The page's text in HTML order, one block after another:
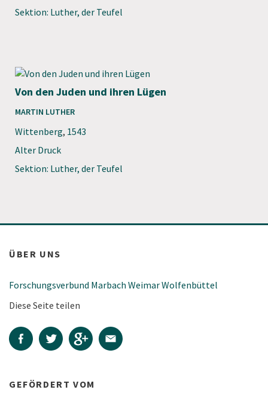
Sektion: Luther, der Teufel
Von den Juden und ihren Lügen
MARTIN LUTHER
Wittenberg, 1543
Alter Druck
Sektion: Luther, der Teufel
ÜBER UNS
Forschungsverbund Marbach Weimar Wolfenbüttel
Diese Seite teilen
GEFÖRDERT VOM